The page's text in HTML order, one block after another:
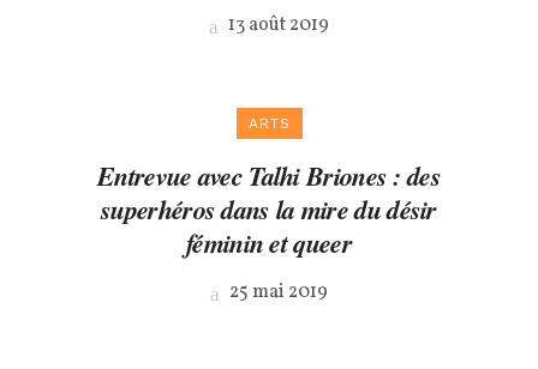
13 août 2019
ARTS
Entrevue avec Talhi Briones : des
superhéros dans la mire du désir
féminin et queer
25 mai 2019